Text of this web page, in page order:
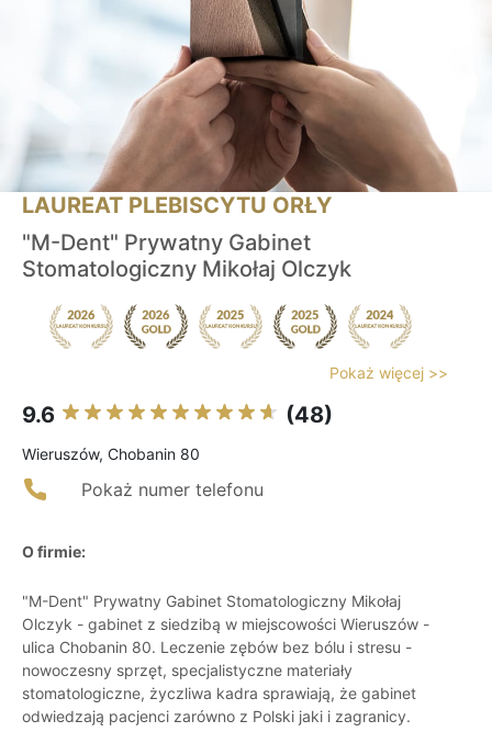
LAUREAT PLEBISCYTU ORŁY
"M-Dent" Prywatny Gabinet
Stomatologiczny Mikołaj Olczyk
Pokaż więcej >>
9.6 (48)
Wieruszów, Chobanin 80
Pokaż numer telefonu
O firmie:
"M-Dent" Prywatny Gabinet Stomatologiczny Mikołaj
Olczyk - gabinet z siedzibą w miejscowości Wieruszów -
ulica Chobanin 80. Leczenie zębów bez bólu i stresu -
nowoczesny sprzęt, specjalistyczne materiały
stomatologiczne, życzliwa kadra sprawiają, że gabinet
odwiedzają pacjenci zarówno z Polski jaki i zagranicy.